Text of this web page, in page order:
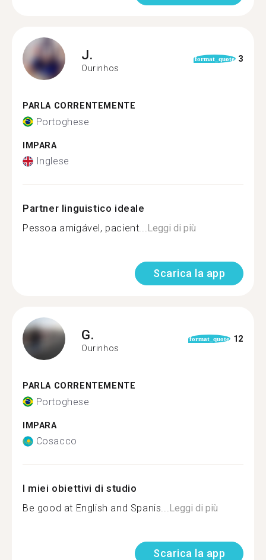
J.
Ourinhos
format_quote 3
PARLA CORRENTEMENTE
Portoghese
IMPARA
Inglese
Partner linguistico ideale
Pessoa amigável, pacient...Leggi di più
Scarica la app
G.
Ourinhos
format_quote 12
PARLA CORRENTEMENTE
Portoghese
IMPARA
Cosacco
I miei obiettivi di studio
Be good at English and Spanis...Leggi di più
Scarica la app